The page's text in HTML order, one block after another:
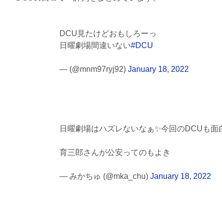
DCU見たけどおもしろーっ
日曜劇場間違いない#DCU
— (@mnm97ryj92) January 18, 2022
日曜劇場はハズレないなぁ✨今回のDCUも面
育三郎さんが公安ってのもよき
— みかちゅ (@mka_chu) January 18, 2022